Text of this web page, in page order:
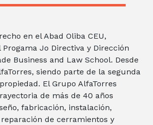
en el Abad Oliba CEU,
Jo Directiva y Dirección
Business and Law School. Desde
siendo parte de la segunda
El Grupo AlfaTorres
de más de 40 años
fabricación, instalación,
de cerramientos y